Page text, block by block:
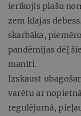
ierīkojis plašu
zem klajas
skarbāka,
pandēmijas dēļ
manīti.
Izskaust
varētu ar
regulējumā,